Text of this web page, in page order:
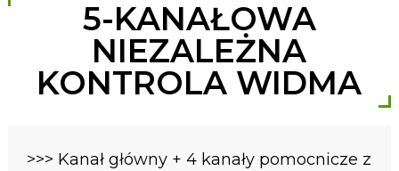
5-KANAŁOWA
NIEZALEŻNA
KONTROLA WIDMA
>>> Kanał główny + 4 kanały pomocnicze z